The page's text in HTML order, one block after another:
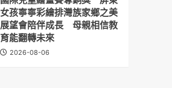
女孩寧寧彩繪排灣族家鄉之美
展望會陪伴成長 母親相信教
育能翻轉未來
2026-08-06